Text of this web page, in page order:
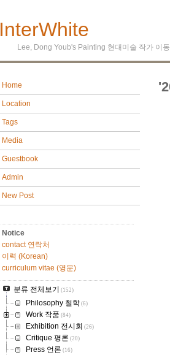
InterWhite
Lee, Dong Youb's Painting 현대미술 작가 이
Home
Location
Tags
Media
Guestbook
Admin
New Post
Notice
contact 연락처
이력 (Korean)
curriculum vitae (영문)
분류 전체보기 (152)
Philosophy 철학(6)
Work 작품 (84)
Exhibition 전시회 (26)
Critique 평론 (20)
Press 언론 (16)